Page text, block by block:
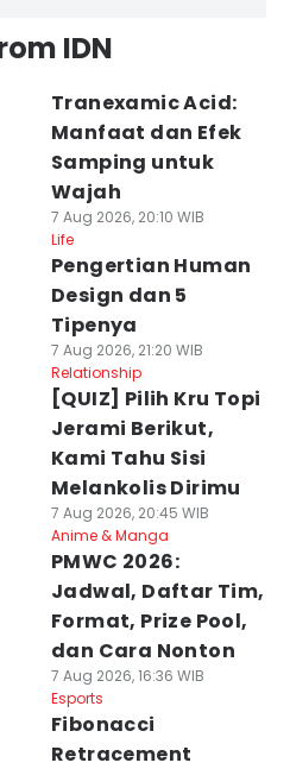
IDN
Tranexamic Acid:
Manfaat dan Efek
Samping untuk
Wajah
7 Aug 2026, 20:10 WIB
Life
Pengertian Human
Design dan 5
Tipenya
7 Aug 2026, 21:20 WIB
Relationship
[QUIZ] Pilih Kru Topi
Jerami Berikut,
Kami Tahu Sisi
Melankolis Dirimu
7 Aug 2026, 20:45 WIB
Anime & Manga
PMWC 2026:
Jadwal, Daftar Tim,
Format, Prize Pool,
dan Cara Nonton
7 Aug 2026, 16:36 WIB
Esports
Fibonacci
Retracement